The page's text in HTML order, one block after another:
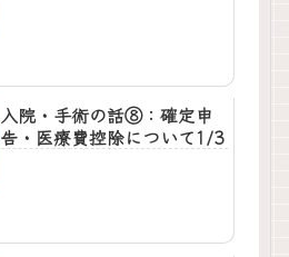
入院・手術の話⑧：確定申
告・医療費控除について1/3